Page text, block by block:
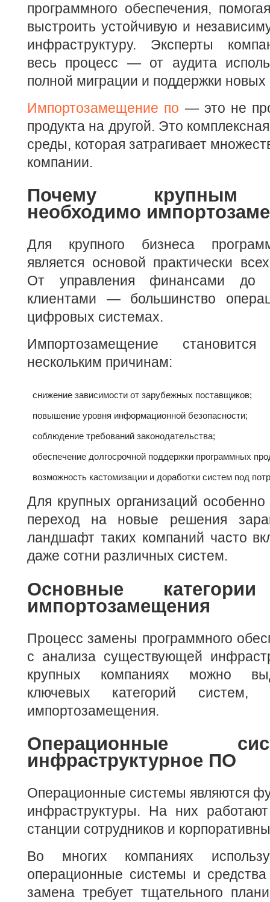
программного обеспечения,
выстроить устойчивую и
инфраструктуру. Эксперты
весь процесс — от аудита
полной миграции и поддержки
Импортозамещение по — это не
продукта на другой. Это
среды, которая затрагивает
компании.
Почему крупным
необходимо
Для крупного бизнеса
является основой практически
От управления финансами до
клиентами — большинство
цифровых системах.
Импортозамещение
нескольким причинам:
снижение зависимости от зарубежных поставщиков;
повышение уровня информационной безопасности;
соблюдение требований законодательства;
обеспечение долгосрочной поддержки программных
возможность кастомизации и доработки систем под
Для крупных организаций
переход на новые решения
ландшафт таких компаний часто
даже сотни различных систем.
Основные
импортозамещения
Процесс замены программного
с анализа существующей
крупных компаниях можно
ключевых категорий систем,
импортозамещения.
Операционные
инфраструктурное ПО
Операционные системы являются
инфраструктуры. На них
станции сотрудников и
Во многих компаниях
операционные системы и
замена требует тщательного